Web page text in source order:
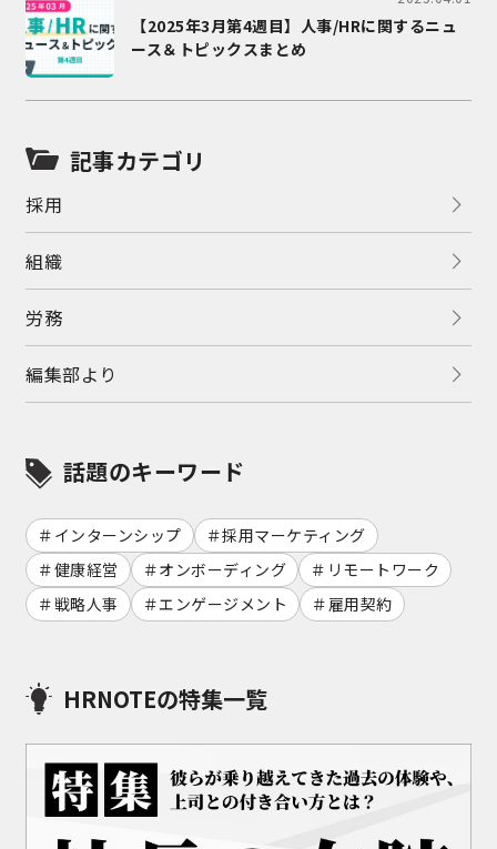
【2025年3月第4週目】人事/HRに関するニュ
ース＆トピックスまとめ
記事カテゴリ
採用
組織
労務
編集部より
話題のキーワード
インターンシップ
採用マーケティング
健康経営
オンボーディング
リモートワーク
戦略人事
エンゲージメント 雇用契約
HRNOTEの特集一覧